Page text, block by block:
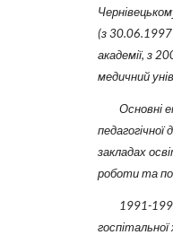
(з 30.06.1997
академії, з
медичний
Основні
закладах
роботи та
1991-1994
госпітальної